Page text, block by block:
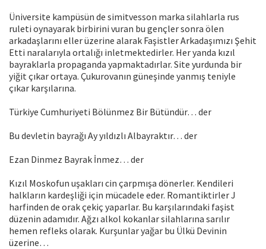
Üniversite kampüsün de simitvesson marka silahlarla rus
ruleti oynayarak birbirini vuran bu gençler sonra ölen
arkadaşlarını eller üzerine alarak Faşistler Arkadaşımızı Şehit
Etti naralarıyla ortalığı inletmektedirler. Her yanda kızıl
bayraklarla propaganda yapmaktadırlar. Site yurdunda bir
yiğit çıkar ortaya. Çukurovanın güneşinde yanmış teniyle
çıkar karşılarına.
Türkiye Cumhuriyeti Bölünmez Bir Bütündür… der
Bu devletin bayrağı Ay yıldızlı Albayraktır… der
Ezan Dinmez Bayrak İnmez… der
Kızıl Moskofun uşakları cin çarpmışa dönerler. Kendileri
halkların kardeşliği için mücadele eder. Romantiktirler J
harfinden de orak çekiç yaparlar. Bu karşılarındaki faşist
düzenin adamıdır. Ağzı alkol kokanlar silahlarına sarılır
hemen refleks olarak. Kurşunlar yağar bu Ülkü Devinin
üzerine…